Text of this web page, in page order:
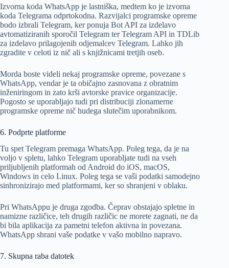
Izvorna koda WhatsApp je lastniška, medtem ko je izvorna
koda Telegrama odprtokodna. Razvijalci programske opreme
bodo izbrali Telegram, ker ponuja Bot API za izdelavo
avtomatiziranih sporočil Telegram ter Telegram API in TDLib
za izdelavo prilagojenih odjemalcev Telegram. Lahko jih
zgradite v celoti iz nič ali s knjižnicami tretjih oseb.
Morda boste videli nekaj programske opreme, povezane s
WhatsApp, vendar je ta običajno zasnovana z obratnim
inženiringom in zato krši avtorske pravice organizacije.
Pogosto se uporabljajo tudi pri distribuciji zlonamerne
programske opreme nič hudega slutečim uporabnikom.
6. Podprte platforme
Tu spet Telegram premaga WhatsApp. Poleg tega, da je na
voljo v spletu, lahko Telegram uporabljate tudi na vseh
priljubljenih platformah od Android do iOS, macOS,
Windows in celo Linux. Poleg tega se vaši podatki samodejno
sinhronizirajo med platformami, ker so shranjeni v oblaku.
Pri WhatsAppu je druga zgodba. Čeprav obstajajo spletne in
namizne različice, teh drugih različic ne morete zagnati, ne da
bi bila aplikacija za pametni telefon aktivna in povezana.
WhatsApp shrani vaše podatke v vašo mobilno napravo.
7. Skupna raba datotek